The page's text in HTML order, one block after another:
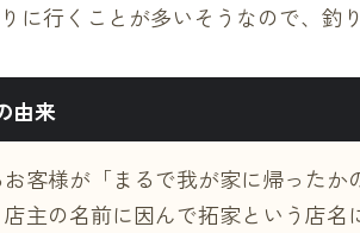
に行くことが多いそうなので、釣
由来
客様が「まるで我が家に帰った
主の名前に因んで拓家という店名